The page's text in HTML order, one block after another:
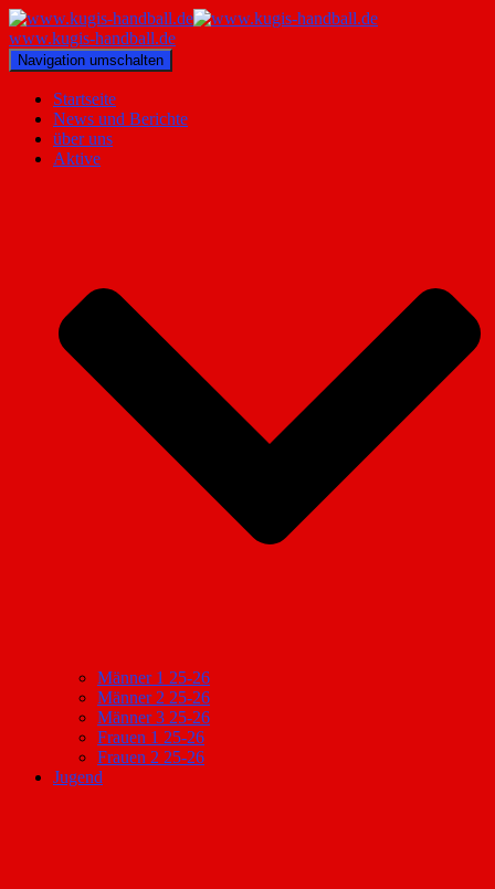
www.kugis-handball.de
Navigation umschalten
Startseite
News und Berichte
über uns
Aktive
Männer 1 25-26
Männer 2 25-26
Männer 3 25-26
Frauen 1 25-26
Frauen 2 25-26
Jugend